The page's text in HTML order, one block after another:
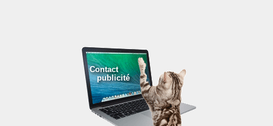
Contact
publicité